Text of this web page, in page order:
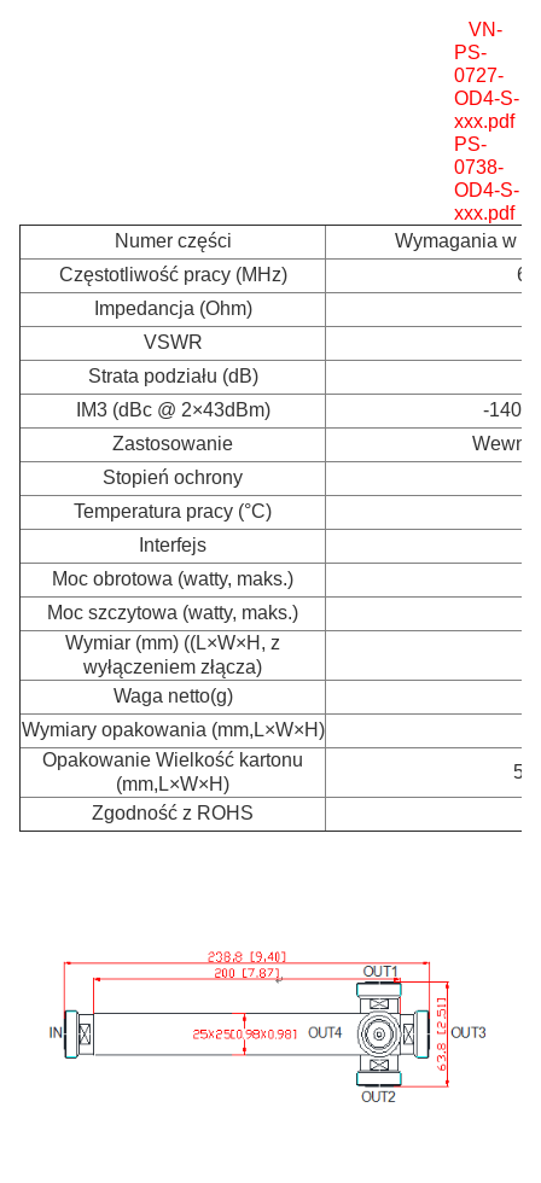
VN-
PS-
0727-
OD4-S-
xxx.pdf
PS-
0738-
OD4-S-
xxx.pdf
Numer części
Wymagania w
Częstotliwość pracy (MHz)
Impedancja (Ohm)
VSWR
Strata podziału (dB)
IM3 (dBc @ 2×43dBm)
-140 /
Zastosowanie
Stopień ochrony
Temperatura pracy (°C)
Interfejs
Moc obrotowa (watty, maks.)
Moc szczytowa (watty, maks.)
Wymiar (mm) ((L×W×H, z
wyłączeniem złącza)
Waga netto(g)
Wymiary opakowania (mm,L×W×H)
Opakowanie Wielkość kartonu
(mm,L×W×H)
Zgodność z ROHS